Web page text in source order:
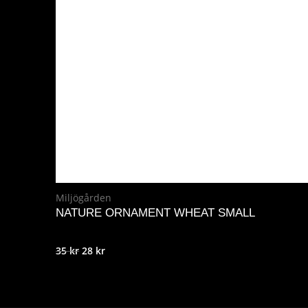
Miljögården
NATURE ORNAMENT WHEAT SMALL
35kr Det
28 krDet